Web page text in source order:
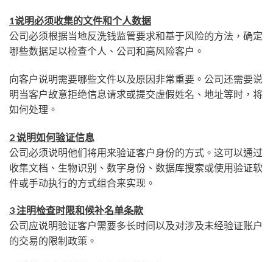
1说明必须收集的文件和个人数据
公司必须根据当地反洗钱监管要求和基于风险的方法，确定
哪些数据足以检查个人、公司和高风险客户。
向客户说明需要哪些文件以及原因非常重要。公司还需要说
明当客户故意拒绝信息请求或提交虚假姓名、地址等时，将
如何处理。
2 说明如何验证信息
公司必须说明他们将用来验证客户身份的方式。这可以通过
收集文档、生物识别、数字身份、数据库搜索或使用验证软
件或手动执行的方式组合来实现。
3 注明检查时限和候补名单条款
公司应说明验证客户需要多长时间以及对涉及未经验证账户
的交易的限制政策。